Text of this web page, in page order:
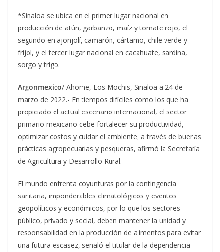
*Sinaloa se ubica en el primer lugar nacional en
producción de atún, garbanzo, maíz y tomate rojo, el
segundo en ajonjolí, camarón, cártamo, chile verde y
frijol, y el tercer lugar nacional en cacahuate, sardina,
sorgo y trigo.
Argonmexico/ Ahome, Los Mochis, Sinaloa a 24 de
marzo de 2022.- En tiempos difíciles como los que ha
propiciado el actual escenario internacional, el sector
primario mexicano debe fortalecer su productividad,
optimizar costos y cuidar el ambiente, a través de buenas
prácticas agropecuarias y pesqueras, afirmó la Secretaría
de Agricultura y Desarrollo Rural.
El mundo enfrenta coyunturas por la contingencia
sanitaria, imponderables climatológicos y eventos
geopolíticos y económicos, por lo que los sectores
público, privado y social, deben mantener la unidad y
responsabilidad en la producción de alimentos para evitar
una futura escasez, señaló el titular de la dependencia